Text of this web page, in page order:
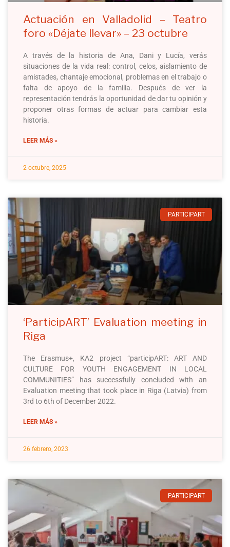
Actuación en Valladolid – Teatro
foro «Déjate llevar» – 23 octubre
A través de la historia de Ana, Dani y Lucía, verás
situaciones de la vida real: control, celos, aislamiento de
amistades, chantaje emocional, problemas en el trabajo o
falta de apoyo de la familia. Después de ver la
representación tendrás la oportunidad de dar tu opinión y
proponer otras formas de actuar para cambiar esta
historia.
LEER MÁS »
2 octubre, 2025
PARTICIPART
‘ParticipART’ Evaluation meeting in
Riga
The Erasmus+, KA2 project “participART: ART AND
CULTURE FOR YOUTH ENGAGEMENT IN LOCAL
COMMUNITIES” has successfully concluded with an
Evaluation meeting that took place in Riga (Latvia) from
3rd to 6th of December 2022.
LEER MÁS »
26 febrero, 2023
PARTICIPART